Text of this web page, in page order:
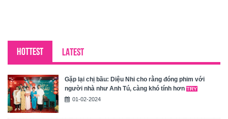
HOTTEST LATEST
Gặp lại chị bầu: Diệu Nhi cho rằng đóng phim với
người nhà như Anh Tú, càng khó tính hơn
01-02-2024